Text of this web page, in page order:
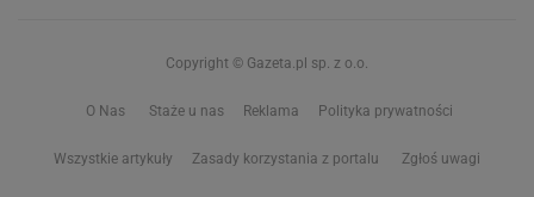
Copyright © Gazeta.pl sp. z o.o.
O Nas Staże u nas Reklama Polityka prywatności
Wszystkie artykuły Zasady korzystania z portalu Zgłoś uwagi